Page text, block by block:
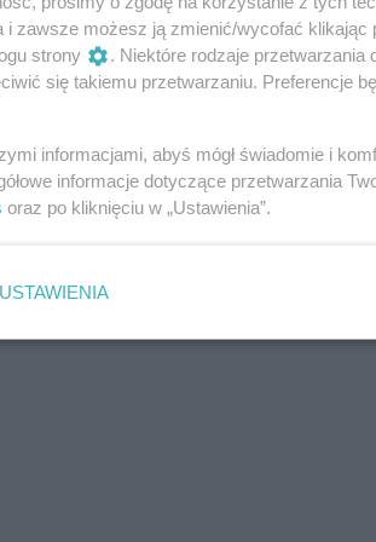
tekstów piosenek) za
w historii. Dlatego z
spektaklu czekają wraz z solistami,
w drodze ogólnopolskiego
w sercu muzykę i uśmiech na
je specjalnie dla
i zawsze możesz ją zmienić/wycofać
strony
. Niektóre rodzaje
się takiemu przetwarzaniu. Preferencje
informacjami, abyś mógł świadomie i
informacje dotyczące przetwarzania
oraz po kliknięciu w „Ustawienia”.
USTAWIENIA